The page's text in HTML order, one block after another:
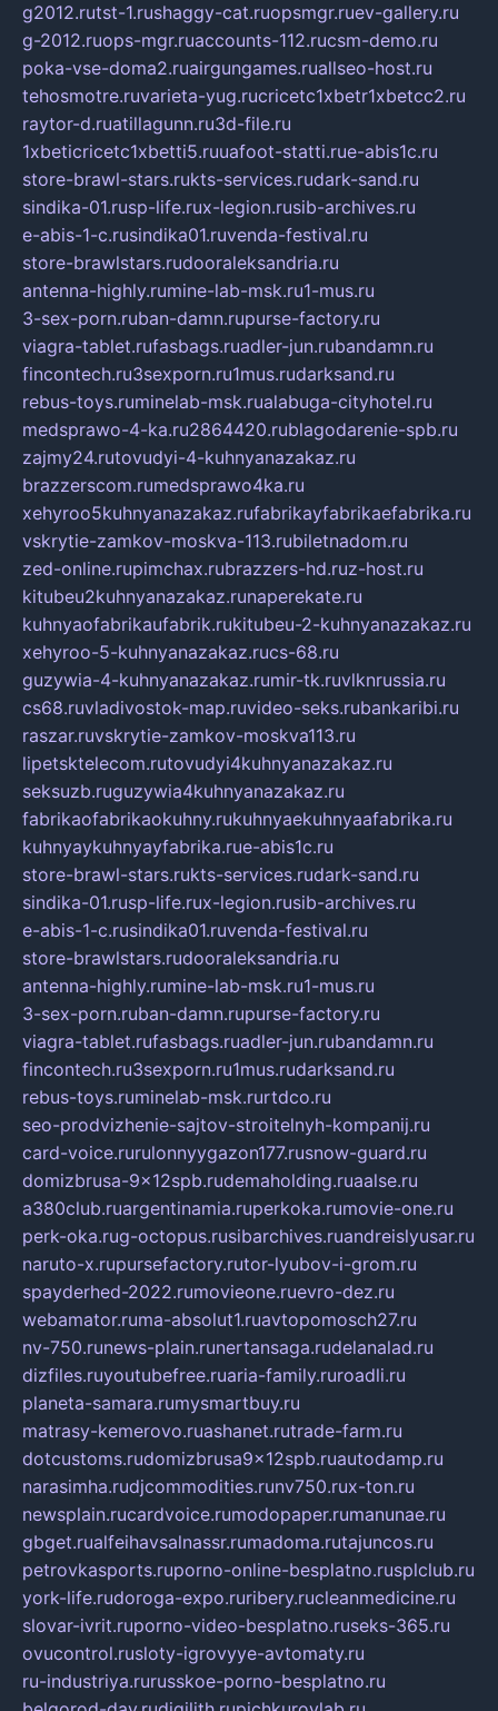
g2012.rutst-1.rushaggy-cat.ruopsmgr.ruev-gallery.ru
g-2012.ruops-mgr.ruaccounts-112.rucsm-demo.ru
poka-vse-doma2.ruairgungames.ruallseo-host.ru
tehosmotre.ruvarieta-yug.rucricetc1xbetr1xbetcc2.ru
raytor-d.ruatillagunn.ru3d-file.ru
1xbeticricetc1xbetti5.ruuafoot-statti.rue-abis1c.ru
store-brawl-stars.rukts-services.rudark-sand.ru
sindika-01.rusp-life.rux-legion.rusib-archives.ru
e-abis-1-c.rusindika01.ruvenda-festival.ru
store-brawlstars.rudooraleksandria.ru
antenna-highly.rumine-lab-msk.ru1-mus.ru
3-sex-porn.ruban-damn.rupurse-factory.ru
viagra-tablet.rufasbags.ruadler-jun.rubandamn.ru
fincontech.ru3sexporn.ru1mus.rudarksand.ru
rebus-toys.ruminelab-msk.rualabuga-cityhotel.ru
medsprawo-4-ka.ru2864420.rublagodarenie-spb.ru
zajmy24.rutovudyi-4-kuhnyanazakaz.ru
brazzerscom.rumedsprawo4ka.ru
xehyroo5kuhnyanazakaz.rufabrikayfabrikaefabrika.ru
vskrytie-zamkov-moskva-113.rubiletnadom.ru
zed-online.rupimchax.rubrazzers-hd.ruz-host.ru
kitubeu2kuhnyanazakaz.runaperekate.ru
kuhnyaofabrikaufabrik.rukitubeu-2-kuhnyanazakaz.ru
xehyroo-5-kuhnyanazakaz.rucs-68.ru
guzywia-4-kuhnyanazakaz.rumir-tk.ruvlknrussia.ru
cs68.ruvladivostok-map.ruvideo-seks.rubankaribi.ru
raszar.ruvskrytie-zamkov-moskva113.ru
lipetsktelecom.rutovudyi4kuhnyanazakaz.ru
seksuzb.ruguzywia4kuhnyanazakaz.ru
fabrikaofabrikaokuhny.rukuhnyaekuhnyaafabrika.ru
kuhnyaykuhnyayfabrika.rue-abis1c.ru
store-brawl-stars.rukts-services.rudark-sand.ru
sindika-01.rusp-life.rux-legion.rusib-archives.ru
e-abis-1-c.rusindika01.ruvenda-festival.ru
store-brawlstars.rudooraleksandria.ru
antenna-highly.rumine-lab-msk.ru1-mus.ru
3-sex-porn.ruban-damn.rupurse-factory.ru
viagra-tablet.rufasbags.ruadler-jun.rubandamn.ru
fincontech.ru3sexporn.ru1mus.rudarksand.ru
rebus-toys.ruminelab-msk.rurtdco.ru
seo-prodvizhenie-sajtov-stroitelnyh-kompanij.ru
card-voice.rurulonnyygazon177.rusnow-guard.ru
domizbrusa-9x12spb.rudemaholding.ruaalse.ru
a380club.ruargentinamia.ruperkoka.rumovie-one.ru
perk-oka.rug-octopus.rusibarchives.ruandreislyusar.ru
naruto-x.rupursefactory.rutor-lyubov-i-grom.ru
spayderhed-2022.rumovieone.ruevro-dez.ru
webamator.ruma-absolut1.ruavtopomosch27.ru
nv-750.runews-plain.runertansaga.rudelanalad.ru
dizfiles.ruyoutubefree.ruaria-family.ruroadli.ru
planeta-samara.rumysmartbuy.ru
matrasy-kemerovo.ruashanet.rutrade-farm.ru
dotcustoms.rudomizbrusa9x12spb.ruautodamp.ru
narasimha.rudjcommodities.runv750.rux-ton.ru
newsplain.rucardvoice.rumodopaper.rumanunae.ru
gbget.rualfeihavsalnassr.rumadoma.rutajuncos.ru
petrovkasports.ruporno-online-besplatno.rusplclub.ru
york-life.rudoroga-expo.ruribery.rucleanmedicine.ru
slovar-ivrit.ruporno-video-besplatno.ruseks-365.ru
ovucontrol.rusloty-igrovyye-avtomaty.ru
ru-industriya.rurusskoe-porno-besplatno.ru